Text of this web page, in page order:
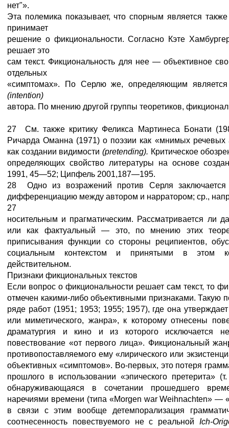
нет"».
Эта полемика показывает, что спорным является
принимает
решение о фикциональности. Согласно Кэте
решает это
сам текст. Фикциональность для нее — объективное
отдельных
«симптомах». По Серлю же, определяющим
(intention)
автора. По мнению другой группы теоретиков,
27 См. также критику Феликса Мартинеса Бонати
Ричарда Оманна (1971) о поэзии как «мнимых речевых
как создании видимости (pretending). Критическое
определяющих свойство литературы на основе
1991, 45—52; Ципфель 2001,187—195.
28 Одно из возражений против Серля
дифференциацию между автором и нарратором; ср.,
27
носительным и прагматическим. Рассматривается ли
или как фактуальный — это, по мнению этих
приписывания функции со стороны реципиентов,
социальным контекстом и принятыми в этом
действительном.
Признаки фикциональных текстов
Если вопрос о фикциональности решает сам текст, то
отмечен какими-либо объективными признаками. Такую
ряде работ (1951; 1953; 1955; 1957), где она
или миметического, жанра», к которому отнесены
драматургия и кино и из которого исключается
повествование «от первого лица». Фикциональный
противопоставляемого ему «лирического или
объективных «симптомов». Во-первых, это потеря
прошлого в использовании «эпического претерита»
обнаруживающаяся в сочетании прошедшего
наречиями времени (типа «Morgen war Weihnachten» —
в связи с этим вообще детемпорализация
соотнесенность повествуемого не с реальной Ich-